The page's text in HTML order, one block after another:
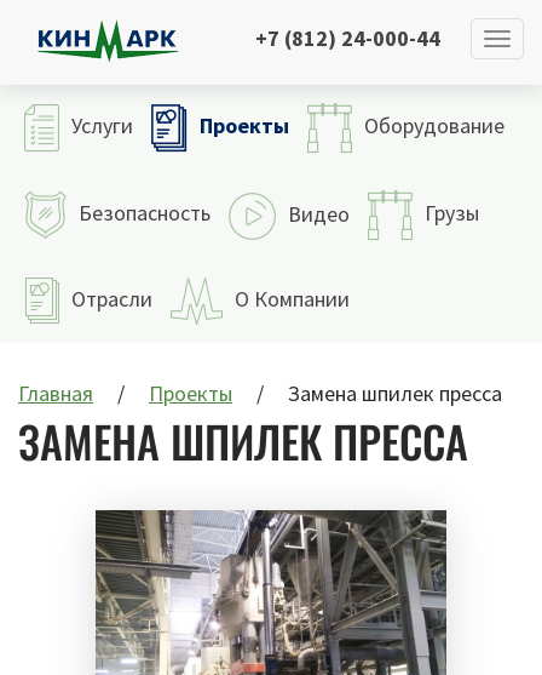
+7 (812) 24-000-44
Услуги Проекты Оборудование
Безопасность Видео Грузы
Отрасли О Компании
Главная Проекты Замена шпилек пресса
ЗАМЕНА ШПИЛЕК ПРЕССА